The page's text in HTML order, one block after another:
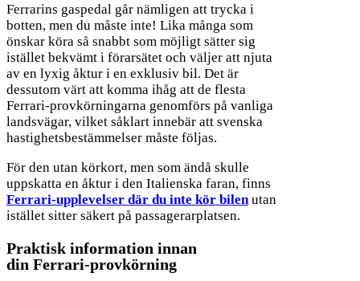
Ferrarins gaspedal går nämligen att trycka i
botten, men du måste inte! Lika många som
önskar köra så snabbt som möjligt sätter sig
istället bekvämt i förarsätet och väljer att njuta
av en lyxig åktur i en exklusiv bil. Det är
dessutom värt att komma ihåg att de flesta
Ferrari-provkörningarna genomförs på vanliga
landsvägar, vilket såklart innebär att svenska
hastighetsbestämmelser måste följas.
För den utan körkort, men som ändå skulle
uppskatta en åktur i den Italienska faran, finns
Ferrari-upplevelser där du inte kör bilen utan
istället sitter säkert på passagerarplatsen.
Praktisk information innan
din Ferrari-provkörning